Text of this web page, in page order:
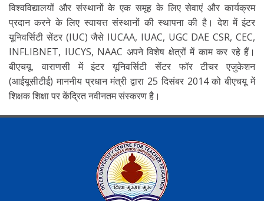
विश्वविद्यालयों और संस्थानों के एक समूह के लिए सेवाएं और कार्यक्रम
प्रदान करने के लिए स्वायत्त संस्थानों की स्थापना की है।देश में इंटर
यूनिवर्सिटी सेंटर (IUC) जैसे IUCAA, IUAC, UGC DAE CSR, CEC,
INFLIBNET, IUCYS, NAAC अपने विशेष क्षेत्रों में काम कर रहे हैं।
बीएचयू, वाराणसी में इंटर यूनिवर्सिटी सेंटर फॉर टीचर एजुकेशन
(आईयूसीटीई) माननीय प्रधान मंत्री द्वारा 25 दिसंबर 2014 को बीएचयू में
शिक्षक शिक्षा पर केंद्रित नवीनतम संस्करण है।